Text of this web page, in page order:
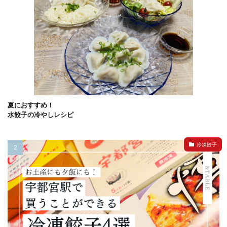
夏におすすめ！
水餃子の冷やしレシピ
冷凍餃子